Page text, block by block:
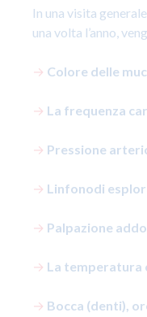
In una visita
una volta l’anno,
→ Colore delle
→ La frequenza
→ Pressione
→ Linfonodi
→ Palpazione
→ La temperatura
→ Bocca (denti),